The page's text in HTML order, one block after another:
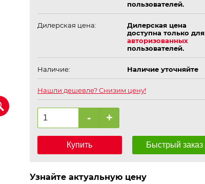
пользователей.
Дилерская цена:
Дилерская цена
доступна только для
авторизованных
пользователей.
Наличие: Наличие уточняйте
Нашли дешевле? Снизим цену!
- +
Купить Быстрый заказ
Узнайте актуальную цену